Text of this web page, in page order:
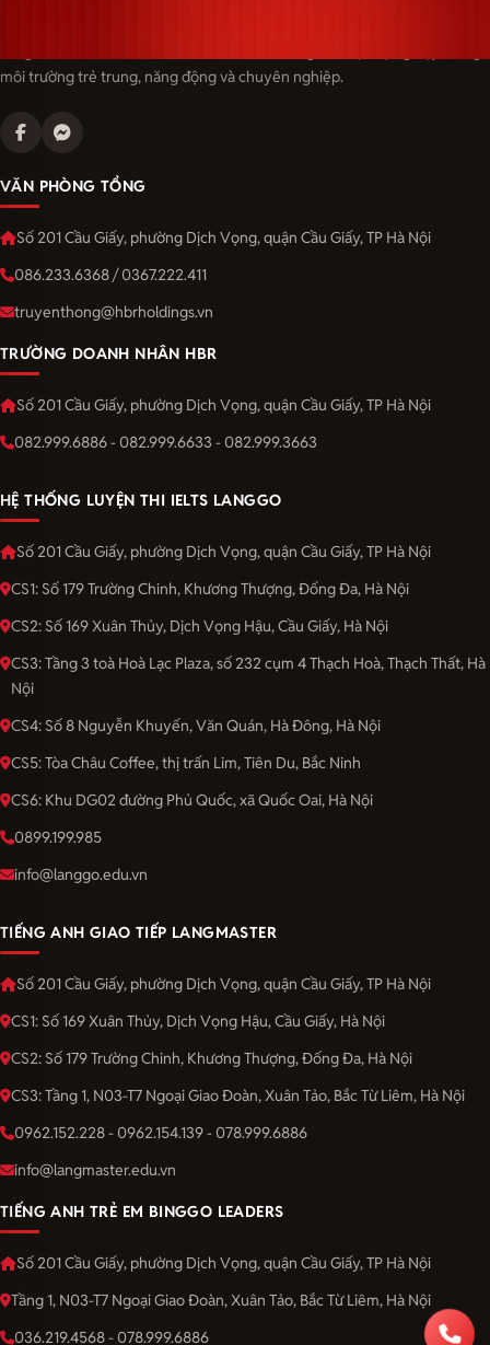
môi trường trẻ trung, năng động và chuyên nghiệp.
VĂN PHÒNG TỔNG
Số 201 Cầu Giấy, phường Dịch Vọng, quận Cầu Giấy, TP Hà Nội
086.233.6368 / 0367.222.411
truyenthong@hbrholdings.vn
TRƯỜNG DOANH NHÂN HBR
Số 201 Cầu Giấy, phường Dịch Vọng, quận Cầu Giấy, TP Hà Nội
082.999.6886 - 082.999.6633 - 082.999.3663
HỆ THỐNG LUYỆN THI IELTS LANGGO
Số 201 Cầu Giấy, phường Dịch Vọng, quận Cầu Giấy, TP Hà Nội
CS1: Số 179 Trường Chinh, Khương Thượng, Đống Đa, Hà Nội
CS2: Số 169 Xuân Thủy, Dịch Vọng Hậu, Cầu Giấy, Hà Nội
CS3: Tầng 3 toà Hoà Lạc Plaza, số 232 cụm 4 Thạch Hoà, Thạch Thất, Hà
Nội
CS4: Số 8 Nguyễn Khuyến, Văn Quán, Hà Đông, Hà Nội
CS5: Tòa Châu Coffee, thị trấn Lim, Tiên Du, Bắc Ninh
CS6: Khu DG02 đường Phủ Quốc, xã Quốc Oai, Hà Nội
0899.199.985
info@langgo.edu.vn
TIẾNG ANH GIAO TIẾP LANGMASTER
Số 201 Cầu Giấy, phường Dịch Vọng, quận Cầu Giấy, TP Hà Nội
CS1: Số 169 Xuân Thủy, Dịch Vọng Hậu, Cầu Giấy, Hà Nội
CS2: Số 179 Trường Chinh, Khương Thượng, Đống Đa, Hà Nội
CS3: Tầng 1, N03-T7 Ngoại Giao Đoàn, Xuân Tảo, Bắc Từ Liêm, Hà Nội
0962.152.228 - 0962.154.139 - 078.999.6886
info@langmaster.edu.vn
TIẾNG ANH TRẺ EM BINGGO LEADERS
Số 201 Cầu Giấy, phường Dịch Vọng, quận Cầu Giấy, TP Hà Nội
Tầng 1, N03-T7 Ngoại Giao Đoàn, Xuân Tảo, Bắc Từ Liêm, Hà Nội
036.219.4568 - 078.999.6886